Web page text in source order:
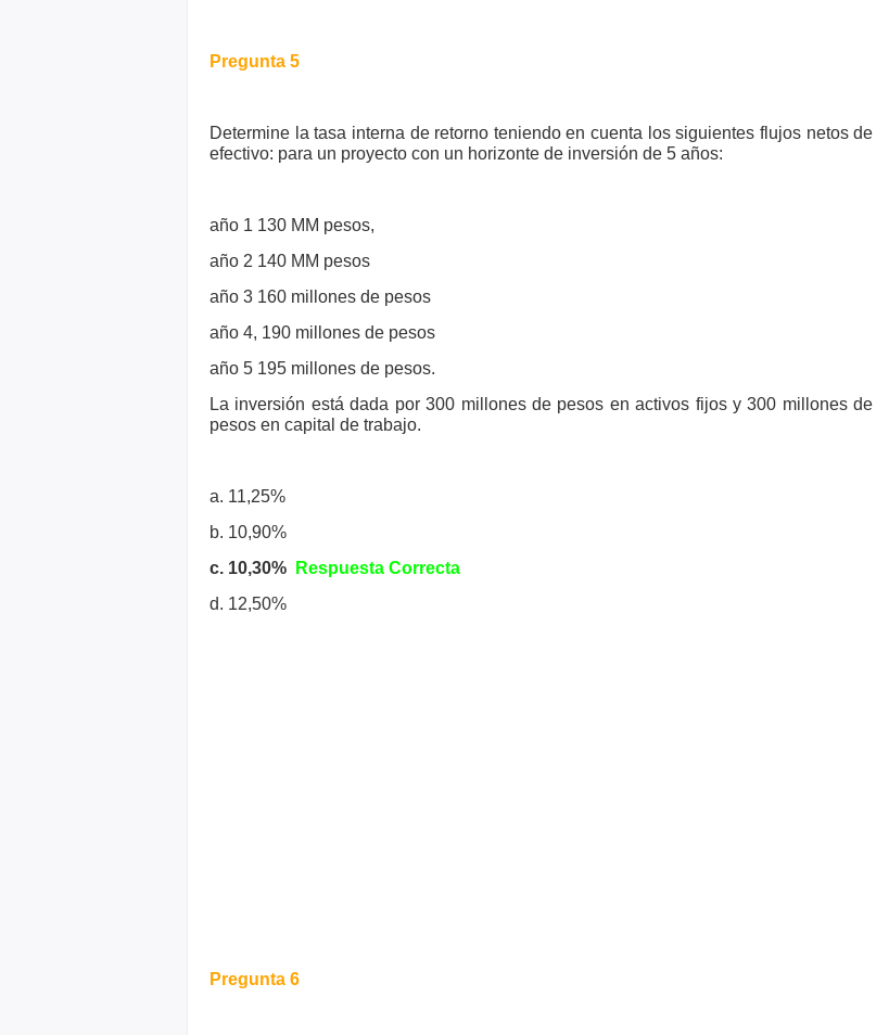
Pregunta 5
Determine la tasa interna de retorno teniendo en cuenta los siguientesflujos netos de
efectivo: para un proyecto con un horizonte de inversión de 5 años:
año 1 130 MM pesos,
año 2 140 MM pesos
año 3 160 millones de pesos
año 4, 190 millones de pesos
año 5 195 millones de pesos.
La inversión está dada por 300 millones de pesos en activos fijos y 300 millones de
pesos en capital de trabajo.
a. 11,25%
b. 10,90%
c. 10,30%
Respuesta Correcta
d. 12,50%
Pregunta 6